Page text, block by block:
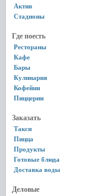
Актив
Стадионы
Где поесть
Рестораны
Кафе
Бары
Кулинария
Кофейни
Пиццерии
Заказать
Такси
Пицца
Продукты
Готовые блюда
Доставка воды
Деловые